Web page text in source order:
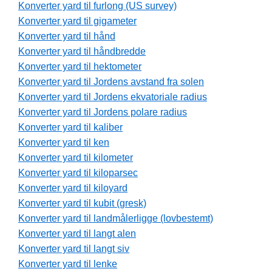
Konverter yard til furlong (US survey)
Konverter yard til gigameter
Konverter yard til hånd
Konverter yard til håndbredde
Konverter yard til hektometer
Konverter yard til Jordens avstand fra solen
Konverter yard til Jordens ekvatoriale radius
Konverter yard til Jordens polare radius
Konverter yard til kaliber
Konverter yard til ken
Konverter yard til kilometer
Konverter yard til kiloparsec
Konverter yard til kiloyard
Konverter yard til kubit (gresk)
Konverter yard til landmålerligge (lovbestemt)
Konverter yard til langt alen
Konverter yard til langt siv
Konverter yard til lenke